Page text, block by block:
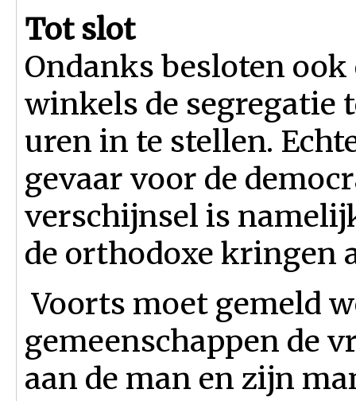
Tot slot
Ondanks besloten
winkels de segregatie
uren in te stellen.
gevaar voor de
verschijnsel is
de orthodoxe kringen
Voorts moet gemeld
gemeenschappen de
aan de man en zijn